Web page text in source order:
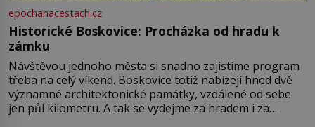
epochanacestach.cz
Historické Boskovice: Procházka od hradu k
zámku
Návštěvou jednoho města si snadno zajistíme program
třeba na celý víkend. Boskovice totiž nabízejí hned dvě
významné architektonické památky, vzdálené od sebe
jen půl kilometru. A tak se vydejme za hradem i za